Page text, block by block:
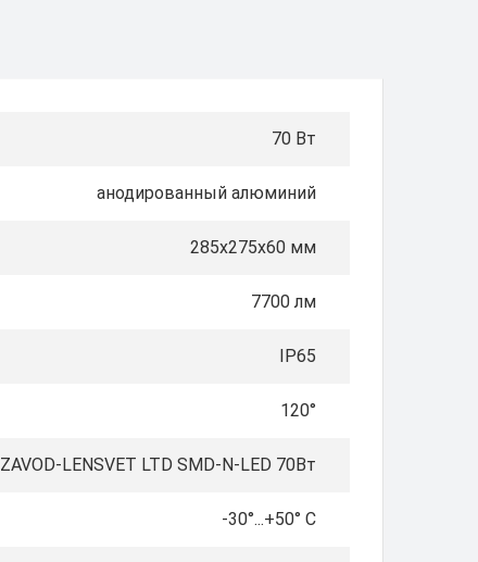
70 Вт
анодированный алюминий
285х275х60 мм
7700 лм
IP65
120°
ZAVOD-LENSVET LTD SMD-N-LED 70Вт
-30°...+50° C